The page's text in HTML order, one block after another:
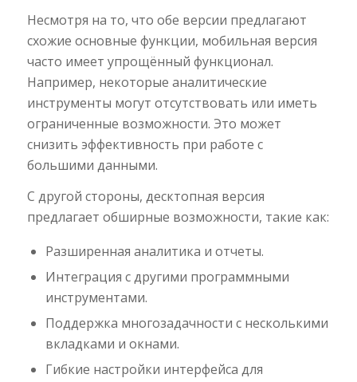
Несмотря на то, что обе версии предлагают
схожие основные функции, мобильная версия
часто имеет упрощённый функционал.
Например, некоторые аналитические
инструменты могут отсутствовать или иметь
ограниченные возможности. Это может
снизить эффективность при работе с
большими данными.
С другой стороны, десктопная версия
предлагает обширные возможности, такие как:
Разширенная аналитика и отчеты.
Интеграция с другими программными
инструментами.
Поддержка многозадачности с несколькими
вкладками и окнами.
Гибкие настройки интерфейса для